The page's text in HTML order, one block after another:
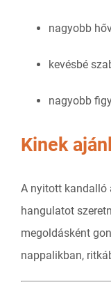
nagyobb
kevésbé
nagyobb
Kinek
A nyitott kandalló
hangulatot
megoldásként
nappalikban,